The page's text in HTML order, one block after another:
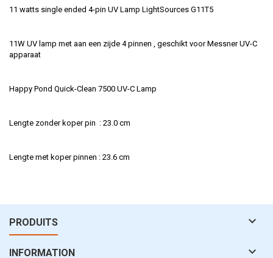
11 watts single ended 4-pin UV Lamp LightSources G11T5
11W UV lamp met aan een zijde 4 pinnen , geschikt voor Messner UV-C
apparaat
Happy Pond Quick-Clean 7500 UV-C Lamp
Lengte zonder koper pin : 23.0 cm
Lengte met koper pinnen : 23.6 cm
PRODUITS 
INFORMATION 